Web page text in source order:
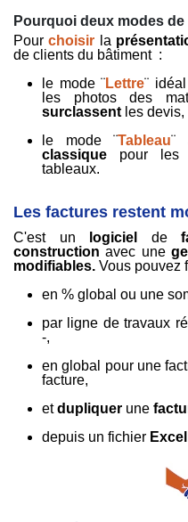
Pourquoi deux modes
Pourchoisir la
de clients du bâtiment :
le mode ¨Lettre¨
les photos des
surclassent les devis,
le mode ¨Tableau¨
classique pour les
tableaux.
Les factures restent
C'est un logiciel de
construction avec une
modifiables. Vous pouvez
en % global ou une
par ligne de travaux
-,
en global pour une
facture,
etdupliquer une
depuis un fichier Excel